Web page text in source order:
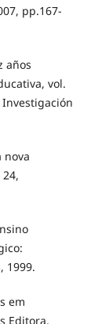
pp.167-
años
vol.
Investigación
nova
1999.
em
Editora,